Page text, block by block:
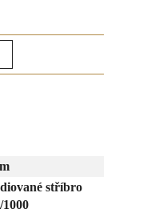
stříbro
1000